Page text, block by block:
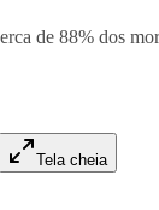
de 88% dos
Tela cheia